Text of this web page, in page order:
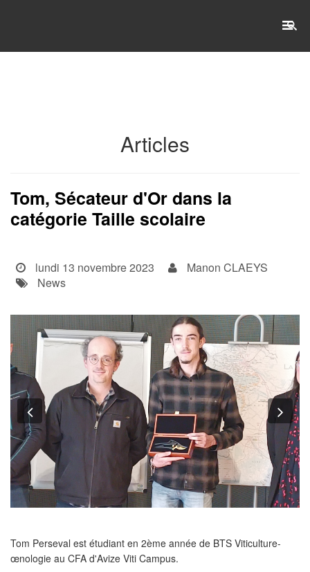
Articles
Tom, Sécateur d'Or dans la
catégorie Taille scolaire
lundi 13 novembre 2023
Manon CLAEYS
News
Previous
Tom Perseval est étudiant en 2ème année de BTS Viticulture-
œnologie au CFA d'Avize Viti Campus.
L'établissement
International